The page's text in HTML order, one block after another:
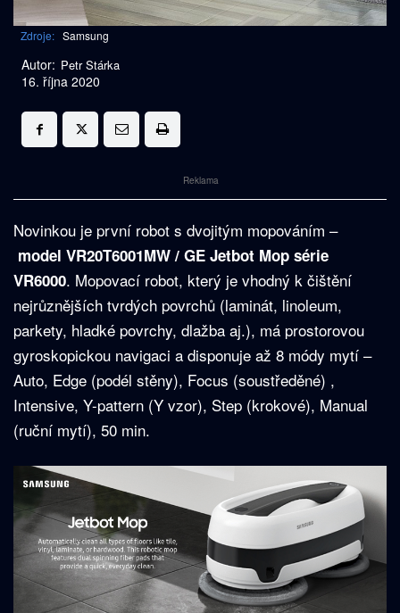
Zdroje: Samsung
Autor: Petr Stárka
16. října 2020
Reklama
Novinkou je první robot s dvojitým mopováním –
model VR20T6001MW / GE Jetbot Mop série
VR6000. Mopovací robot, který je vhodný k čištění
nejrůznějších tvrdých povrchů (laminát, linoleum,
parkety, hladké povrchy, dlažba aj.), má prostorovou
gyroskopickou navigaci a disponuje až 8 módy mytí –
Auto, Edge (podél stěny), Focus (soustředěné) ,
Intensive, Y-pattern (Y vzor), Step (krokové), Manual
(ruční mytí), 50 min.